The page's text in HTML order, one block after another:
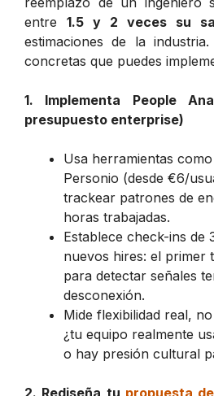
entre 1.5 y 2 veces su
estimaciones de la
concretas que puedes
1. Implementa People
presupuesto enterprise)
Usa herramientas
Personio (desde €6/
trackear patrones de
horas trabajadas.
Establece check-ins de
nuevos hires: el primer
para detectar señales
desconexión.
Mide flexibilidad real,
¿tu equipo realmente
o hay presión cultural
2. Rediseña tu propuesta